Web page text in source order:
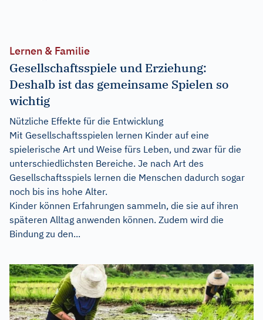
Lernen & Familie
Gesellschaftsspiele und Erziehung:
Deshalb ist das gemeinsame Spielen so
wichtig
Nützliche Effekte für die Entwicklung
Mit Gesellschaftsspielen lernen Kinder auf eine
spielerische Art und Weise fürs Leben, und zwar für die
unterschiedlichsten Bereiche. Je nach Art des
Gesellschaftsspiels lernen die Menschen dadurch sogar
noch bis ins hohe Alter.
Kinder können Erfahrungen sammeln, die sie auf ihren
späteren Alltag anwenden können. Zudem wird die
Bindung zu den...